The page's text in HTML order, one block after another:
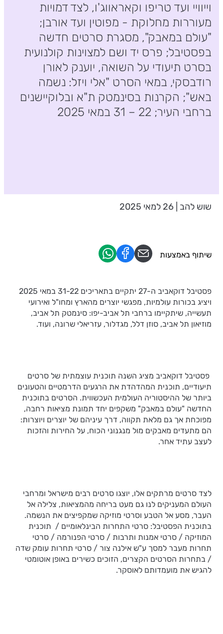
וייוויי ועד טריפו וקאראווג'ו, לצד דמויות
מעוררות מחלוקת - מפוטין ועד אורבן;
"עולם במאבק", מסגרת סרטים חדשה
בפסטיבל; פרס יד ושם למצוינות קולנועית
בסרט תיעודי על השואה, יוענק לאורן
רודבסקי, במאי הסרט "אלי ויזל: נשמה
באש"; הקרנות בסינמטק ת"א ובלוקיישנים
ברחבי העיר; 22 – 31 במאי 2025
שוש להב | 26 למאי 2025
פסטיבל דוקאביב ה-27 יתקיים בתאריכים 31-22 במאי 2025
ויציג בכורות עולמיות, מפגשי יוצרים מהארץ ומחו"ל ואירועי
תעשייה, שיתקיימו ברחבי תל אביב-יפו: סינמטק תל אביב,
מוזיאון תל אביב, סוזן דלל, מגדלור, עזריאלי שרונה, ועוד.
פסטיבל דוקאביב מציג השנה תוכנית עוצמתית של סרטים
תיעודיים, תוכנית המהדהדת את הרגעים הדרמטיים והטעונים
ביותר של ההיסטוריה העולמית העכשווית. הסרטים בתוכנית
החדשה "עולם במאבק" משקפים יחד תמונת מציאות רחבה,
מפוכחת אך גם מלאת תקווה, דרך עיניהם של יוצרים ויוצרות:
הם מתעדים מאבקים מול מנגנוני הכוח, על החירות והזכות
לעצב עתיד אחר.
לצד סרטים מרתקים אלו, יוצגו סרטים רבים מישראל ומרחבי
העולם המעניקים לנו גם מעט בריחה מהמציאות, צלילה אל
העבר, מסע אל הטבע וסרטי מוזיקה שמקפיצים את הנשמה.
בתוכנית הפסטיבל: סרטי התחרות הבינלאומיים / תוכנית
המוזיקה / סרטי אמנות ותרבות / סרטי הפנורמה / סרטי
תחרות מעבר למסך ע"ש אילנה צור / סרטי תחרות עומק שדה
/ בתחרות הסרטים הקצרים, הזוכים כשירים באופן אוטומטי
להגיש את מועמדותם לאוסקר.
שיתוף באמצעות